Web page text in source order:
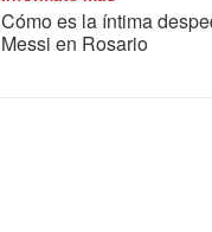
Cómo es la íntima
Messi en Rosario